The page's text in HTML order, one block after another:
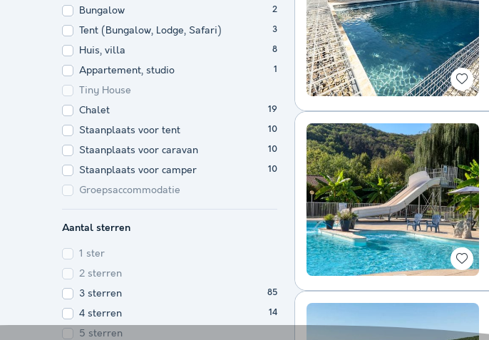
Bungalow 2
Tent (Bungalow, Lodge, Safari) 3
Huis, villa 8
Appartement, studio 1
Tiny House
Chalet
19
Staanplaats voor tent 10
Staanplaats voor caravan 10
Staanplaats voor camper 10
Groepsaccommodatie
Aantal sterren
1 ster
2 sterren
3 sterren
85
4 sterren 14
5 sterren